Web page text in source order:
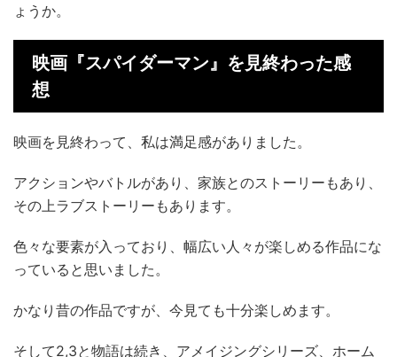
ょうか。
映画『スパイダーマン』を見終わった感
想
映画を見終わって、私は満足感がありました。
アクションやバトルがあり、家族とのストーリーもあり、
その上ラブストーリーもあります。
色々な要素が入っており、幅広い人々が楽しめる作品にな
っていると思いました。
かなり昔の作品ですが、今見ても十分楽しめます。
そして2,3と物語は続き、アメイジングシリーズ、ホーム